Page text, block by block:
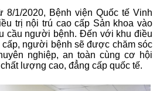
8/1/2020, Bệnh viện Quốc tế Vinh
trị nội trú cao cấp Sản khoa vào
cầu người bệnh. Đến với khu điều
cấp, người bệnh sẽ được chăm sóc
nghiệp, an toàn cùng cơ hội
lượng cao, đẳng cấp quốc tế.